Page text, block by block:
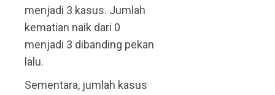
menjadi 3 kasus. Jumlah
kematian naik dari 0
menjadi 3 dibanding pekan
lalu.
Sementara, jumlah kasus